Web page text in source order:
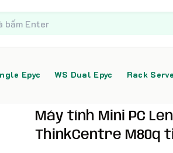
Epyc WS Dual Epyc Rack
Máy tính Mini PC
ThinkCentre M80q